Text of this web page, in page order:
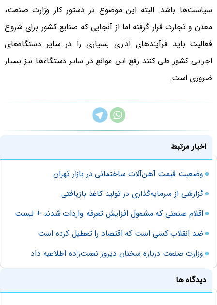
سیاست‌ها باشد. البته این موضوع در دستور کار وزارت صنعت،
معدن و تجارت قرار گرفته اما از آنجایی که صنایع کشور برای شروع
فعالیت باید فرآیندهای اداری بسیاری را در سایر دستگاه‌های
اجرایی کشور طی کنند رفع این موانع در سایر دستگاه‌ها نیز بسیار
ضروری است.
اخبار مرتبط
وضعیت قیمت آهن‌آلات ساختمانی در بازار تهران
گزارشی از سرمایه‌گذاری در تولید کاغذ بازیافتی
اقلام صنعتی که مشمول افزایش تعرفه واردات شدند + لیست
ضد انقلاب کسی است که اقتصاد را تعطیل کرده است
وزارت صنعت درباره سخنان دیروز نعمت‌زاده اطلاعیه داد
دیدگاه ها